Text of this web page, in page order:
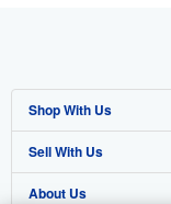
Shop With Us
Advanced Search
Browse Collections
Sell With Us
Start Selling
About Us